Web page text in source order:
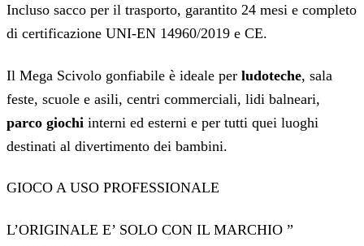
Incluso sacco per il trasporto, garantito 24 mesi e completo
di certificazione UNI-EN 14960/2019 e CE.
Il Mega Scivolo gonfiabile è ideale per ludoteche, sala
feste, scuole e asili, centri commerciali, lidi balneari,
parco giochi interni ed esterni e per tutti quei luoghi
destinati al divertimento dei bambini.
GIOCO A USO PROFESSIONALE
L’ORIGINALE E’ SOLO CON IL MARCHIO ”